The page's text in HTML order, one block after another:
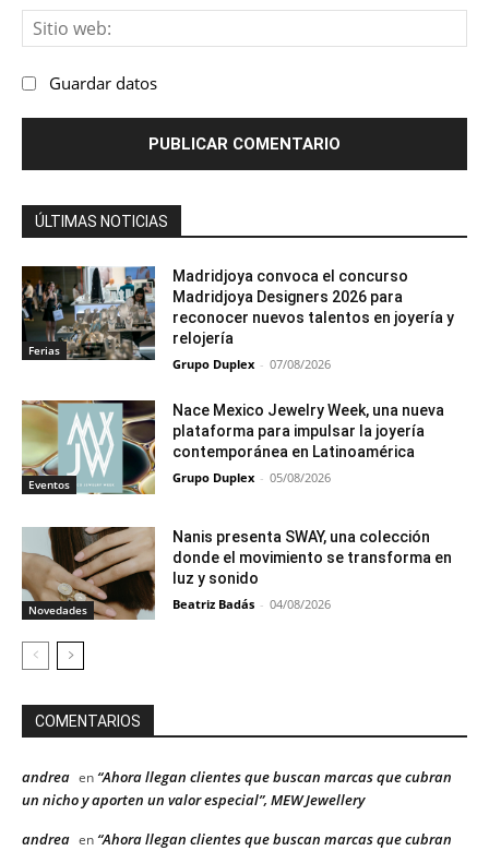
Guardar datos
ÚLTIMAS NOTICIAS
Ferias
Madridjoya convoca el concurso
Madridjoya Designers 2026 para
reconocer nuevos talentos en joyería y
relojería
Grupo Duplex - 07/08/2026
Eventos
Nace Mexico Jewelry Week, una nueva
plataforma para impulsar la joyería
contemporánea en Latinoamérica
Grupo Duplex - 05/08/2026
Novedades
Nanis presenta SWAY, una colección
donde el movimiento se transforma en
luz y sonido
Beatriz Badás - 04/08/2026
COMENTARIOS
andrea en “Ahora llegan clientes que buscan marcas que cubran
un nicho y aporten un valor especial”, MEW Jewellery
andrea en “Ahora llegan clientes que buscan marcas que cubran